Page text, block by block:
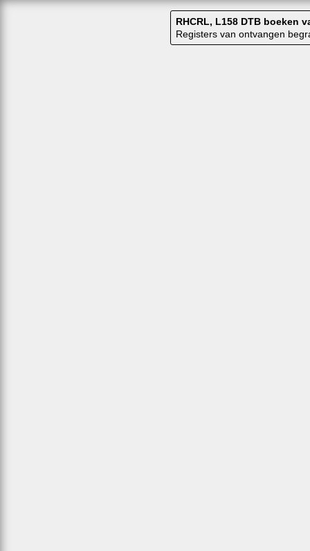
RHCRL, L158 DTB boeken
Registers van ontvangen